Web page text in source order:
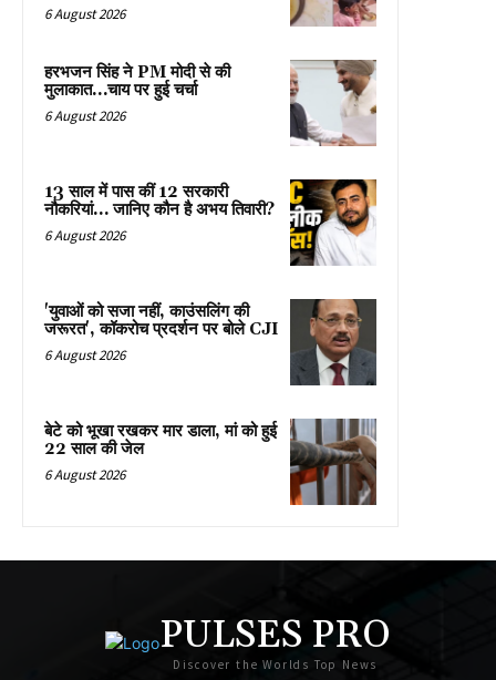
6 August 2026
हरभजन सिंह ने PM मोदी से की
मुलाकात…चाय पर हुई चर्चा
6 August 2026
13 साल में पास कीं 12 सरकारी
नौकरियां… जान‍िए कौन है अभय तिवारी?
6 August 2026
'युवाओं को सजा नहीं, काउंसलिंग की
जरूरत', कॉकरोच प्रदर्शन पर बोले CJI
6 August 2026
बेटे को भूखा रखकर मार डाला, मां को हुई
22 साल की जेल
6 August 2026
PULSES PRO
Discover the Worlds Top News